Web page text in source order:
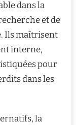
dans la
et de
Ils maîtrisent
interne,
pour
dans les
la